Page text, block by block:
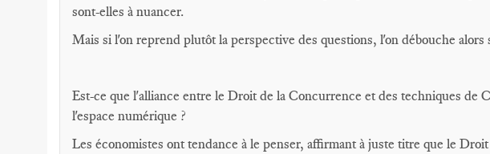
sont-elles à nuancer.
Mais si l'on reprend plutôt la perspective des questions, l'on débouche alors
Est-ce que l'alliance entre le Droit de la Concurrence et des techniques de
l'espace numérique ?
Les économistes ont tendance à le penser, affirmant à juste titre que le